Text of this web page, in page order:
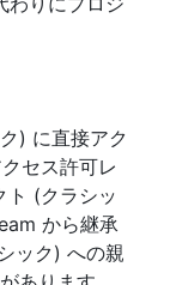
) に直接アク
セス許可レ
ト (クラシッ
から継承
ック) への親